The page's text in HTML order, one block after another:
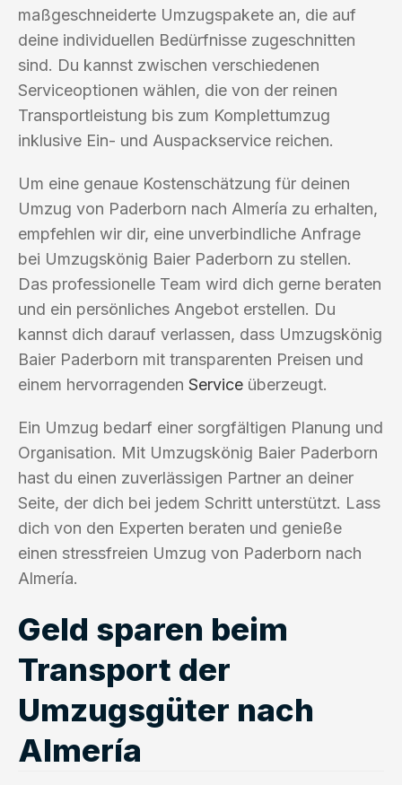
maßgeschneiderte Umzugspakete an, die auf
deine individuellen Bedürfnisse zugeschnitten
sind. Du kannst zwischen verschiedenen
Serviceoptionen wählen, die von der reinen
Transportleistung bis zum Komplettumzug
inklusive Ein- und Auspackservice reichen.
Um eine genaue Kostenschätzung für deinen
Umzug von Paderborn nach Almería zu erhalten,
empfehlen wir dir, eine unverbindliche Anfrage
bei Umzugskönig Baier Paderborn zu stellen.
Das professionelle Team wird dich gerne beraten
und ein persönliches Angebot erstellen. Du
kannst dich darauf verlassen, dass Umzugskönig
Baier Paderborn mit transparenten Preisen und
einem hervorragenden Service überzeugt.
Ein Umzug bedarf einer sorgfältigen Planung und
Organisation. Mit Umzugskönig Baier Paderborn
hast du einen zuverlässigen Partner an deiner
Seite, der dich bei jedem Schritt unterstützt. Lass
dich von den Experten beraten und genieße
einen stressfreien Umzug von Paderborn nach
Almería.
Geld sparen beim
Transport der
Umzugsgüter nach
Almería